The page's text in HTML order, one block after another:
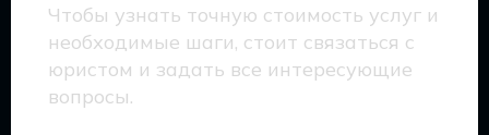
Чтобы узнать точную стоимость услуг и
необходимые шаги, стоит связаться с
юристом и задать все интересующие
вопросы.